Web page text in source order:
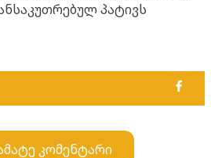
პატივს
კომენტარი